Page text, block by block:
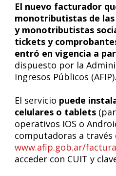
El nuevo facturador
monotributistas de las
y monotributistas
tickets y
entró en vigencia a
dispuesto por la
Ingresos Públicos
El servicio puede
celulares o tablets
operativos IOS o
computadoras a través
www.afip.gob.ar/
acceder con CUIT y